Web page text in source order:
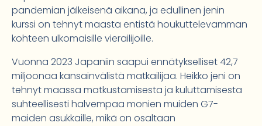
pandemian jälkeisenä aikana, ja edullinen jenin
kurssi on tehnyt maasta entistä houkuttelevamman
kohteen ulkomaisille vierailijoille.
Vuonna 2023 Japaniin saapui ennätykselliset 42,7
miljoonaa kansainvälistä matkailijaa. Heikko jeni on
tehnyt maassa matkustamisesta ja kuluttamisesta
suhteellisesti halvempaa monien muiden G7-
maiden asukkaille, mikä on osaltaan